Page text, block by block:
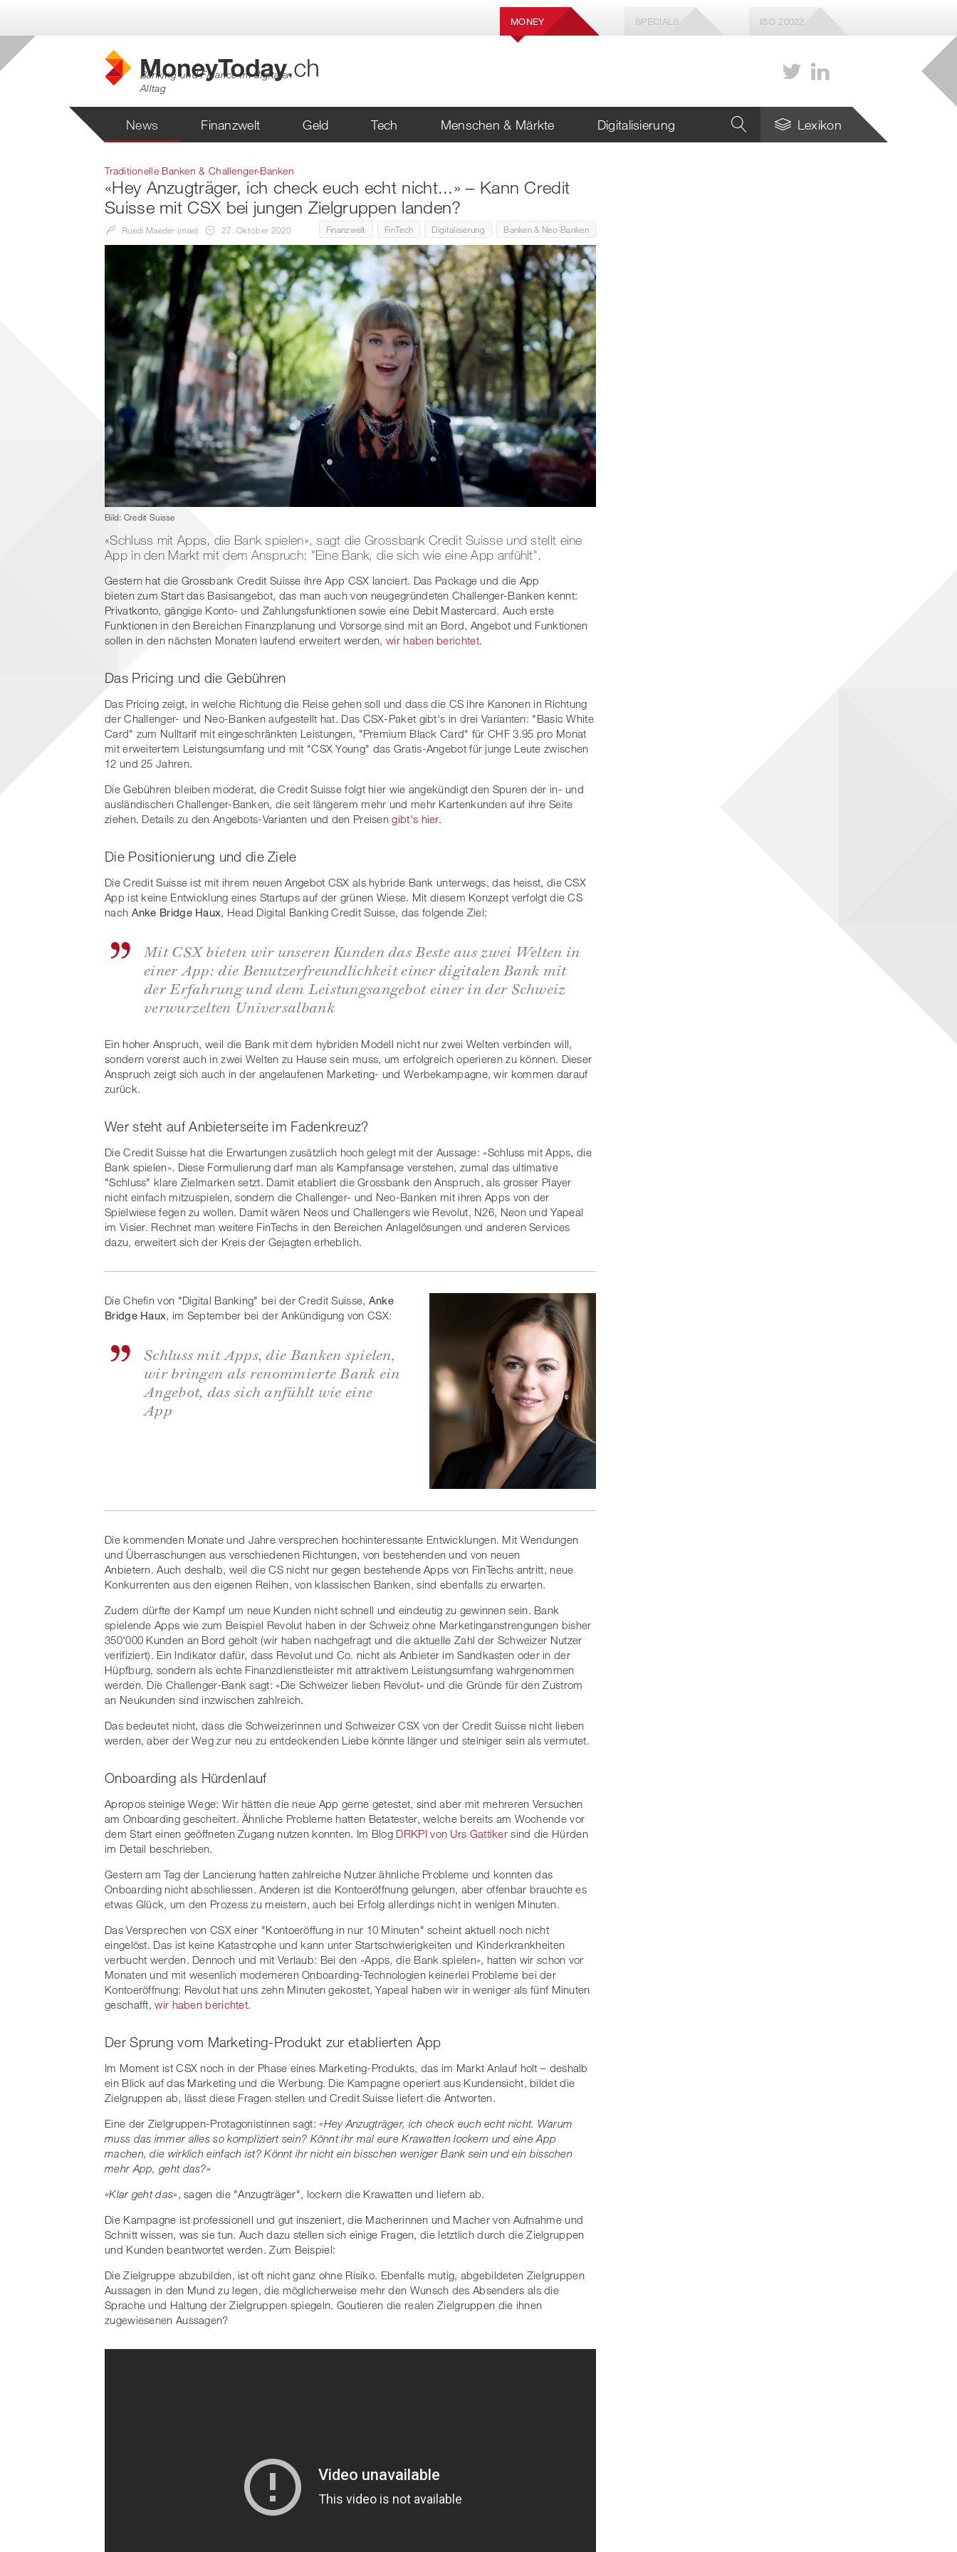
MONEY SPECIALS ISO 20022
Banking und Finance im digitalen
Alltag
News Finanzwelt Geld Tech Menschen & Märkte Digitalisierung Lexikon
Traditionelle Banken & Challenger-Banken
«Hey Anzugträger, ich check euch echt nicht...» – Kann Credit
Suisse mit CSX bei jungen Zielgruppen landen?
Ruedi Maeder (mae) 27. Oktober 2020 Finanzwelt FinTech Digitalisierung Banken & Neo-Banken
Bild: Credit Suisse
«Schluss mit Apps, die Bank spielen», sagt die Grossbank Credit Suisse und stellt eine
App in den Markt mit dem Anspruch: "Eine Bank, die sich wie eine App anfühlt".
Gestern hat die Grossbank Credit Suisse ihre App CSX lanciert. Das Package und die App
bieten zum Start das Basisangebot, das man auch von neugegründeten Challenger-Banken kennt:
Privatkonto, gängige Konto- und Zahlungsfunktionen sowie eine Debit Mastercard. Auch erste
Funktionen in den Bereichen Finanzplanung und Vorsorge sind mit an Bord, Angebot und Funktionen
sollen in den nächsten Monaten laufend erweitert werden,wir haben berichtet.
Das Pricing und die Gebühren
Das Pricing zeigt, in welche Richtung die Reise gehen soll und dass die CS ihre Kanonen in Richtung
der Challenger- und Neo-Banken aufgestellt hat. Das CSX-Paket gibt's in drei Varianten: "Basic White
Card" zum Nulltarif mit eingeschränkten Leistungen, "Premium Black Card" für CHF 3.95 pro Monat
mit erweitertem Leistungsumfang und mit "CSX Young" das Gratis-Angebot für junge Leute zwischen
12 und 25 Jahren.
Die Gebühren bleiben moderat, die Credit Suisse folgt hier wie angekündigt den Spuren der in- und
ausländischen Challenger-Banken, die seit längerem mehr und mehr Kartenkunden auf ihre Seite
ziehen. Details zu den Angebots-Varianten und den Preisengibt's hier.
Die Positionierung und die Ziele
Die Credit Suisse ist mit ihrem neuen Angebot CSX als hybride Bank unterwegs, das heisst, die CSX
App ist keine Entwicklung eines Startups auf der grünen Wiese. Mit diesem Konzept verfolgt die CS
nach Anke Bridge Haux , Head Digital Banking Credit Suisse, das folgende Ziel:
Mit CSX bieten wir unseren Kunden das Beste aus zwei Welten in
einer App: die Benutzerfreundlichkeit einer digitalen Bank mit
der Erfahrung und dem Leistungsangebot einer in der Schweiz
verwurzelten Universalbank
Ein hoher Anspruch, weil die Bank mit dem hybriden Modell nicht nur zwei Welten verbinden will,
sondern vorerst auch in zwei Welten zu Hause sein muss, um erfolgreich operieren zu können. Dieser
Anspruch zeigt sich auch in der angelaufenen Marketing- und Werbekampagne, wir kommen darauf
zurück.
Wer steht auf Anbieterseite im Fadenkreuz?
Die Credit Suisse hat die Erwartungen zusätzlich hoch gelegt mit der Aussage: «Schluss mit Apps, die
Bank spielen». Diese Formulierung darf man als Kampfansage verstehen, zumal das ultimative
"Schluss" klare Zielmarken setzt. Damit etabliert die Grossbank den Anspruch, als grosser Player
nicht einfach mitzuspielen, sondern die Challenger- und Neo-Banken mit ihren Apps von der
Spielwiese fegen zu wollen. Damit wären Neos und Challengers wie Revolut, N26, Neon und Yapeal
im Visier. Rechnet man weitere FinTechs in den Bereichen Anlagelösungen und anderen Services
dazu, erweitert sich der Kreis der Gejagten erheblich.
Die Chefin von "Digital Banking" bei der Credit Suisse, Anke
Bridge Haux , im September bei der Ankündigung von CSX:
Schluss mit Apps, die Banken spielen,
wir bringen als renommierte Bank ein
Angebot, das sich anfühlt wie eine
App
Die kommenden Monate und Jahre versprechen hochinteressante Entwicklungen. Mit Wendungen
und Überraschungen aus verschiedenen Richtungen, von bestehenden und von neuen
Anbietern. Auch deshalb, weil die CS nicht nur gegen bestehende Apps von FinTechs antritt, neue
Konkurrenten aus den eigenen Reihen, von klassischen Banken, sind ebenfalls zu erwarten.
Zudem dürfte der Kampf um neue Kunden nicht schnell und eindeutig zu gewinnen sein. Bank
spielende Apps wie zum Beispiel Revolut haben in der Schweiz ohne Marketinganstrengungen bisher
350'000 Kunden an Bord geholt (wir haben nachgefragt und die aktuelle Zahl der Schweizer Nutzer
verifiziert). Ein Indikator dafür, dass Revolut und Co. nicht als Anbieter im Sandkasten oder in der
Hüpfburg, sondern als echte Finanzdienstleister mit attraktivem Leistungsumfang wahrgenommen
werden. Die Challenger-Bank sagt: «Die Schweizer lieben Revolut» und die Gründe für den Zustrom
an Neukunden sind inzwischen zahlreich.
Das bedeutet nicht, dass die Schweizerinnen und Schweizer CSX von der Credit Suisse nicht lieben
werden, aber der Weg zur neu zu entdeckenden Liebe könnte länger und steiniger sein als vermutet.
Onboarding als Hürdenlauf
Apropos steinige Wege: Wir hätten die neue App gerne getestet, sind aber mit mehreren Versuchen
am Onboarding gescheitert. Ähnliche Probleme hatten Betatester, welche bereits am Wochende vor
dem Start einen geöffneten Zugang nutzen konnten. Im Blog DRKPI von Urs Gattiker sind die Hürden
im Detail beschrieben.
Gestern am Tag der Lancierung hatten zahlreiche Nutzer ähnliche Probleme und konnten das
Onboarding nicht abschliessen. Anderen ist die Kontoeröffnung gelungen, aber offenbar brauchte es
etwas Glück, um den Prozess zu meistern, auch bei Erfolg allerdings nicht in wenigen Minuten.
Das Versprechen von CSX einer "Kontoeröffung in nur 10 Minuten" scheint aktuell noch nicht
eingelöst. Das ist keine Katastrophe und kann unter Startschwierigkeiten und Kinderkrankheiten
verbucht werden. Dennoch und mit Verlaub: Bei den «Apps, die Bank spielen», hatten wir schon vor
Monaten und mit wesenlich moderneren Onboarding-Technologien keinerlei Probleme bei der
Kontoeröffnung: Revolut hat uns zehn Minuten gekostet, Yapeal haben wir in weniger als fünf Minuten
geschafft,wir haben berichtet.
Der Sprung vom Marketing-Produkt zur etablierten App
Im Moment ist CSX noch in der Phase eines Marketing-Produkts, das im Markt Anlauf holt – deshalb
ein Blick auf das Marketing und die Werbung. Die Kampagne operiert aus Kundensicht, bildet die
Zielgruppen ab, lässt diese Fragen stellen und Credit Suisse liefert die Antworten.
Eine der Zielgruppen-Protagonistinnen sagt:«Hey Anzugträger, ich check euch echt nicht. Warum
muss das immer alles so kompliziert sein? Könnt ihr mal eure Krawatten lockern und eine App
machen, die wirklich einfach ist? Könnt ihr nicht ein bisschen weniger Bank sein und ein bisschen
mehr App, geht das?»
«Klar geht das», sagen die "Anzugträger", lockern die Krawatten und liefern ab.
Die Kampagne ist professionell und gut inszeniert, die Macherinnen und Macher von Aufnahme und
Schnitt wissen, was sie tun. Auch dazu stellen sich einige Fragen, die letztlich durch die Zielgruppen
und Kunden beantwortet werden. Zum Beispiel:
Die Zielgruppe abzubilden, ist oft nicht ganz ohne Risiko. Ebenfalls mutig, abgebildeten Zielgruppen
Aussagen in den Mund zu legen, die möglicherweise mehr den Wunsch des Absenders als die
Sprache und Haltung der Zielgruppen spiegeln. Goutieren die realen Zielgruppen die ihnen
zugewiesenen Aussagen?